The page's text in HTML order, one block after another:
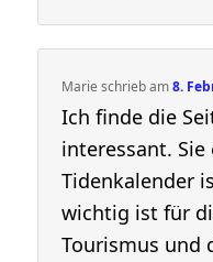
Marie schriebam8.
Ich finde die
interessant.
Tidenkalender
wichtig ist für
Tourismus und